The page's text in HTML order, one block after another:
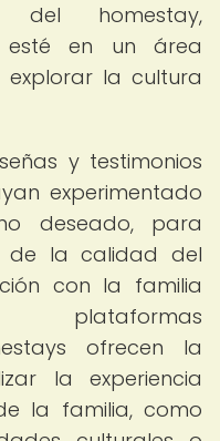
homestay,
esté en un área
la cultura
y testimonios
experimentado
deseado, para
de la calidad del
con la familia
plataformas
ofrecen la
la experiencia
la familia, como